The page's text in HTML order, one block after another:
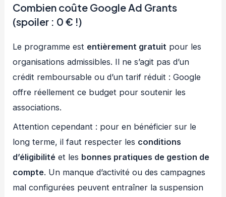
Combien coûte Google Ad Grants
(spoiler : 0 € !)
Le programme est entièrement gratuit pour les
organisations admissibles. Il ne s’agit pas d’un
crédit remboursable ou d’un tarif réduit : Google
offre réellement ce budget pour soutenir les
associations.
Attention cependant : pour en bénéficier sur le
long terme, il faut respecter les conditions
d’éligibilité et les bonnes pratiques de gestion de
compte. Un manque d’activité ou des campagnes
mal configurées peuvent entraîner la suspension